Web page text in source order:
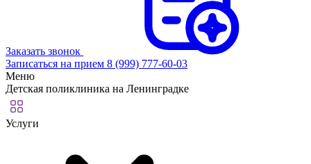
Заказать звонок
Записаться на прием 8 (999) 777-60-03
Меню
Детская поликлиника на Ленинградке
Услуги